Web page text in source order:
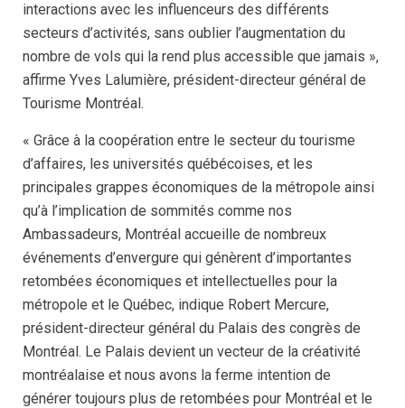
interactions avec les influenceurs des différents
secteurs d’activités, sans oublier l’augmentation du
nombre de vols qui la rend plus accessible que jamais »,
affirme Yves Lalumière, président-directeur général de
Tourisme Montréal.
« Grâce à la coopération entre le secteur du tourisme
d’affaires, les universités québécoises, et les
principales grappes économiques de la métropole ainsi
qu’à l’implication de sommités comme nos
Ambassadeurs, Montréal accueille de nombreux
événements d’envergure qui génèrent d’importantes
retombées économiques et intellectuelles pour la
métropole et le Québec, indique Robert Mercure,
président-directeur général du Palais des congrès de
Montréal. Le Palais devient un vecteur de la créativité
montréalaise et nous avons la ferme intention de
générer toujours plus de retombées pour Montréal et le